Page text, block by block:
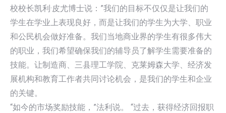
校校长凯利·皮尤博士说：”我们的目标不仅仅是让我们的
学生在学业上表现良好，而是让我们的学生为大学、职业
和公民机会做好准备。我们当地商业界的学生有很多伟大
的职业，我们希望确保我们的辅导员了解学生需要准备的
技能。让制造商、三县理工学院、克莱姆森大学、经济发
展机构和教育工作者共同讨论机会，是我们的学生和企业
的关键。
“如今的市场奖励技能，”法利说。 “过去，获得经济回报职